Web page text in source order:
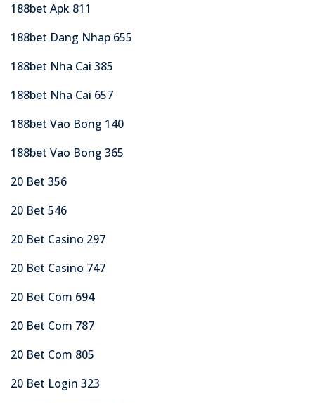
188bet Apk 811
188bet Dang Nhap 655
188bet Nha Cai 385
188bet Nha Cai 657
188bet Vao Bong 140
188bet Vao Bong 365
20 Bet 356
20 Bet 546
20 Bet Casino 297
20 Bet Casino 747
20 Bet Com 694
20 Bet Com 787
20 Bet Com 805
20 Bet Login 323